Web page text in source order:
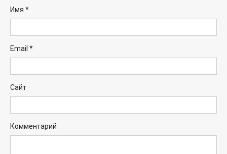
Имя *
Email *
Сайт
Комментарий